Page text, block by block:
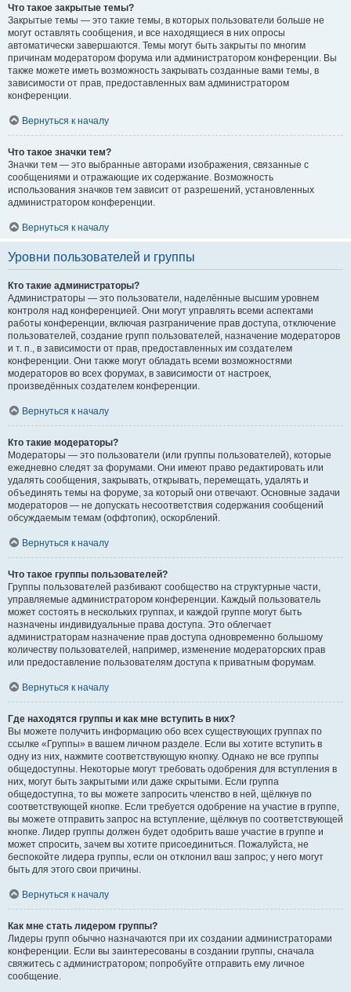
Что такое закрытые темы?
Закрытые темы — это такие темы, в которых пользователи больше не
могут оставлять сообщения, и все находящиеся в них опросы
автоматически завершаются. Темы могут быть закрыты по многим
причинам модератором форума или администратором конференции. Вы
также можете иметь возможность закрывать созданные вами темы, в
зависимости от прав, предоставленных вам администратором
конференции.
Вернуться к началу
Что такое значки тем?
Значки тем — это выбранные авторами изображения, связанные с
сообщениями и отражающие их содержание. Возможность
использования значков тем зависит от разрешений, установленных
администратором конференции.
Вернуться к началу
Уровни пользователей и группы
Кто такие администраторы?
Администраторы — это пользователи, наделённые высшим уровнем
контроля над конференцией. Они могут управлять всеми аспектами
работы конференции, включая разграничение прав доступа, отключение
пользователей, создание групп пользователей, назначение модераторов
и т. п., в зависимости от прав, предоставленных им создателем
конференции. Они также могут обладать всеми возможностями
модераторов во всех форумах, в зависимости от настроек,
произведённых создателем конференции.
Вернуться к началу
Кто такие модераторы?
Модераторы — это пользователи (или группы пользователей), которые
ежедневно следят за форумами. Они имеют право редактировать или
удалять сообщения, закрывать, открывать, перемещать, удалять и
объединять темы на форуме, за который они отвечают. Основные задачи
модераторов — не допускать несоответствия содержания сообщений
обсуждаемым темам (оффтопик), оскорблений.
Вернуться к началу
Что такое группы пользователей?
Группы пользователей разбивают сообщество на структурные части,
управляемые администратором конференции. Каждый пользователь
может состоять в нескольких группах, и каждой группе могут быть
назначены индивидуальные права доступа. Это облегчает
администраторам назначение прав доступа одновременно большому
количеству пользователей, например, изменение модераторских прав
или предоставление пользователям доступа к приватным форумам.
Вернуться к началу
Где находятся группы и как мне вступить в них?
Вы можете получить информацию обо всех существующих группах по
ссылке «Группы» в вашем личном разделе. Если вы хотите вступить в
одну из них, нажмите соответствующую кнопку. Однако не все группы
общедоступны. Некоторые могут требовать одобрения для вступления в
них, могут быть закрытыми или даже скрытыми. Если группа
общедоступна, то вы можете запросить членство в ней, щёлкнув по
соответствующей кнопке. Если требуется одобрение на участие в группе,
вы можете отправить запрос на вступление, щёлкнув по соответствующей
кнопке. Лидер группы должен будет одобрить ваше участие в группе и
может спросить, зачем вы хотите присоединиться. Пожалуйста, не
беспокойте лидера группы, если он отклонил ваш запрос; у него могут
быть для этого свои причины.
Вернуться к началу
Как мне стать лидером группы?
Лидеры групп обычно назначаются при их создании администраторами
конференции. Если вы заинтересованы в создании группы, сначала
свяжитесь с администратором; попробуйте отправить ему личное
сообщение.